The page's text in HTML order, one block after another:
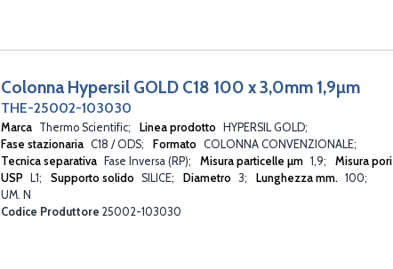
Colonna Hypersil GOLD C18 100 x 3,0mm 1,9µm
THE-25002-103030
Marca Thermo Scientific Linea prodotto
HYPERSIL GOLD
Fase stazionaria C18 / ODS Formato COLONNA CONVENZIONALE
Tecnica separativa
Fase Inversa (RP) Misura particelle µm 1,9 Misura pori
USP
L1 Supporto solido SILICE Diametro 3 Lunghezza mm. 100
UM. N
Codice Produttore 25002-103030